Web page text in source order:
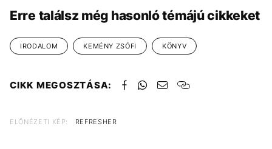
Erre találsz még hasonló témájú cikkeket
IRODALOM KEMÉNY ZSÓFI KÖNYV
CIKK MEGOSZTÁSA:
ELŐNÉZETI KÉP: REFRESHER